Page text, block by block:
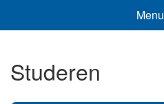
Studeren